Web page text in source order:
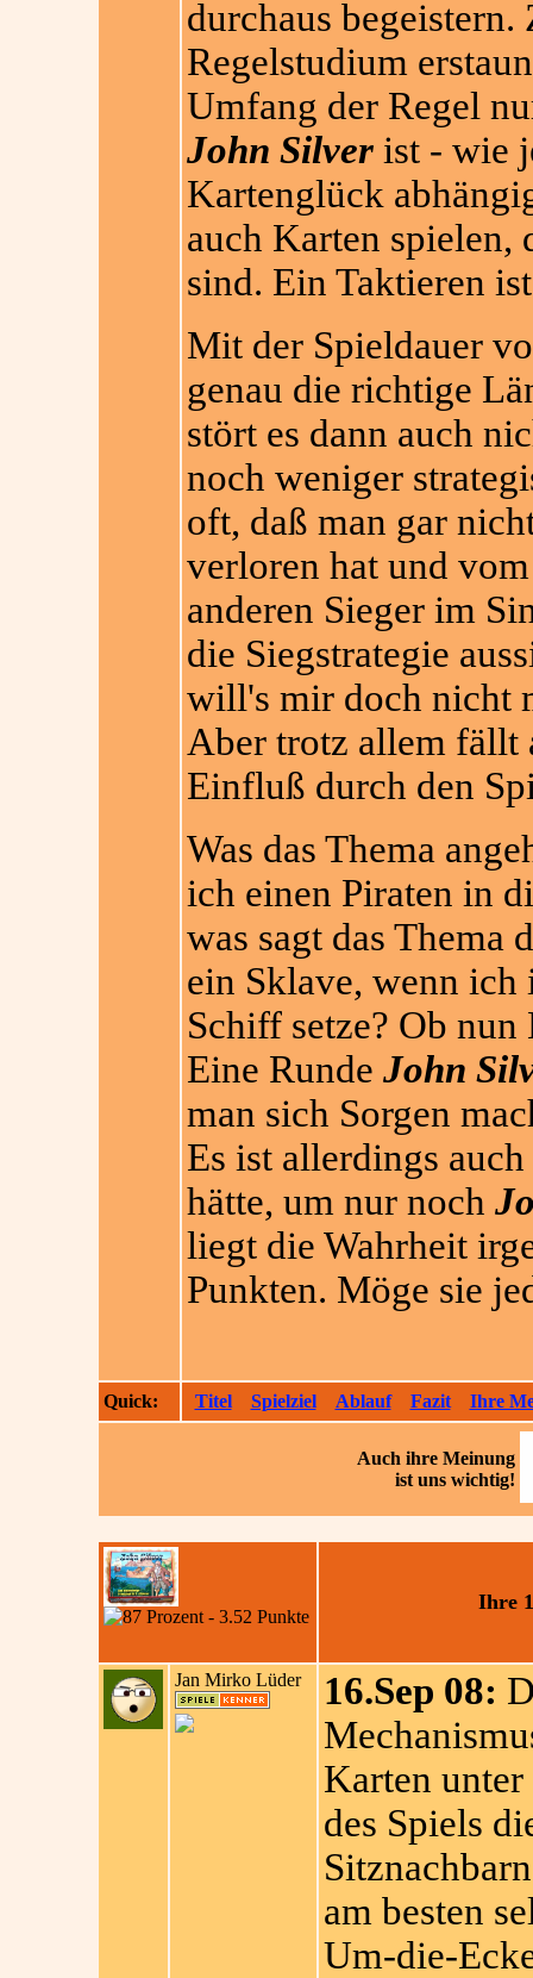
durchaus
Regelstudium
Umfang der Regel
John Silverist - wie
Kartenglück
auch Karten spielen,
sind. Ein Taktieren
Mit der Spieldauer
genau die richtige
stört es dann auch
noch weniger
oft, daß man gar
verloren hat und
anderen Sieger im
die Siegstrategie
will's mir doch nicht
Aber trotz allem fällt
Einfluß durch den
Was das Thema
ich einen Piraten in
was sagt das Thema
ein Sklave, wenn ich
Schiff setze? Ob
Eine Runde John
man sich Sorgen
Es ist allerdings
hätte, um nur noch
liegt die Wahrheit
Punkten. Möge sie
Quick: Titel Spielziel Ablauf Fazit Ihre
Auch ihre Meinung
ist uns wichtig!
Ihre
Jan Mirko Lüder 16.Sep 08:
Karten unter
des Spiels
am besten
Um-die-